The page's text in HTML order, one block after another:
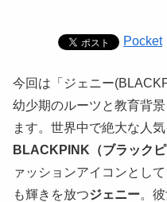
Pocket
今回は「ジェニー
幼少期のルーツと教育背
ます。世界中で絶大な人
BLACKPINK（ブラックピ
ァッションアイコンとし
も輝きを放つジェニー。